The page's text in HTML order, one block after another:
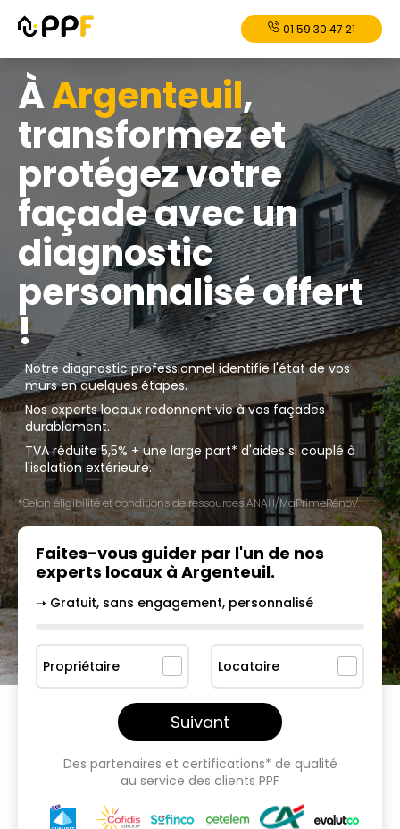
01 59 30 47 21
ÀArgenteuil,
transformez et
protégez votre
façade avec un
diagnostic
personnalisé offert
!
Notre diagnostic professionnel identifie l'état de vos
murs en quelques étapes.
Nos experts locaux redonnent vie à vos façades
durablement.
TVA réduite 5,5% + une large part* d'aides si couplé à
l'isolation extérieure.
*Selon éligibilité et conditions de ressources ANAH/MaPrimeRénov'.
Faites-vous guider par l'un de nos
experts locaux à Argenteuil.
➝ Gratuit, sans engagement, personnalisé
Propriétaire Locataire
Suivant
Des partenaires et certifications* de qualité
au service des clients PPF